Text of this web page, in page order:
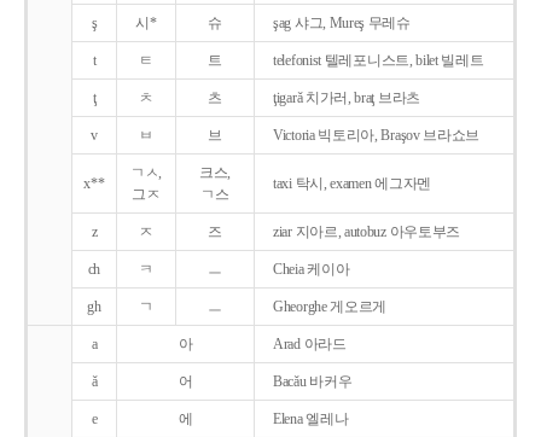
ş 시* 슈 şag 샤그, Mureş 무레슈
t ㅌ 트 telefonist 텔레포니스트, bilet 빌레트
ţ ㅊ 츠 ţigarǎ 치가러, braţ 브라츠
v ㅂ 브 Victoria 빅토리아, Braşov 브라쇼브
x**
ㄱㅅ,
그ㅈ
크스,
ㄱ스
taxi 탁시, examen 에그자멘
z ㅈ 즈 ziar 지아르, autobuz 아우토부즈
ch ㅋ ㅡ Cheia 케이아
gh ㄱ ㅡ Gheorghe 게오르게
a 아 Arad 아라드
ǎ 어 Bacǎu 바커우
e 에 Elena 엘레나